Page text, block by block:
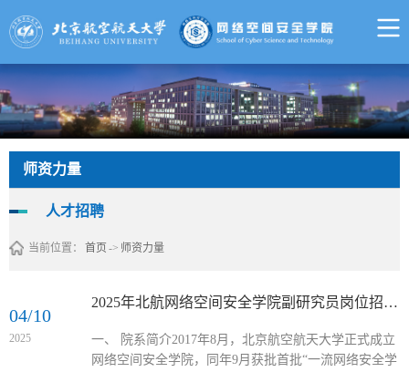
师资力量
人才招聘
当前位置： 首页 -> 师资力量
04/10
2025
2025年北航网络空间安全学院副研究员岗位招聘启事
一、 院系简介2017年8月，北京航空航天大学正式成立
网络空间安全学院，同年9月获批首批“一流网络安全学